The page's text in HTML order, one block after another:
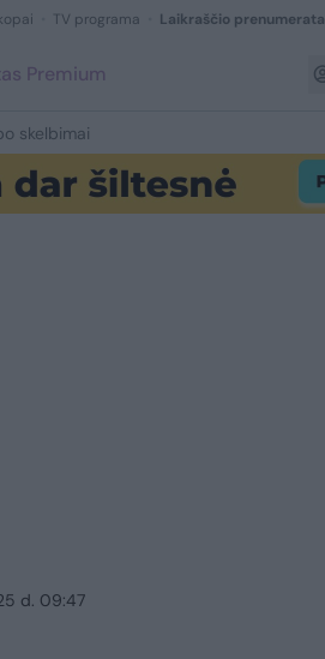
TV programa Laikraščio prenumerata
Premium
skelbimai
d. 09:47